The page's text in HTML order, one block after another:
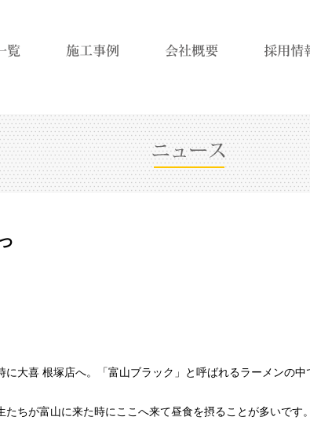
大喜 根塚店へ。「富山ブラック」と呼ばれるラーメンの
ちが富山に来た時にここへ来て昼食を摂ることが多いで